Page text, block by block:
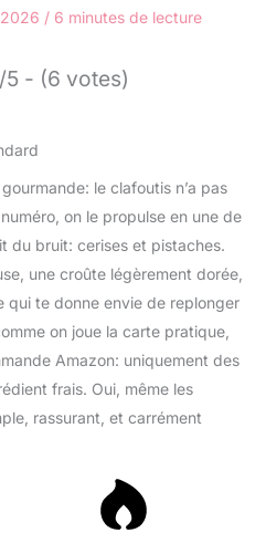
/ 6 minutes de lecture
5 - (6 votes)
le clafoutis n’a pas
on le propulse en une de
du bruit: cerises et pistaches.
une croûte légèrement dorée,
qui te donne envie de replonger
on joue la carte pratique,
Amazon: uniquement des
frais. Oui, même les
rassurant, et carrément